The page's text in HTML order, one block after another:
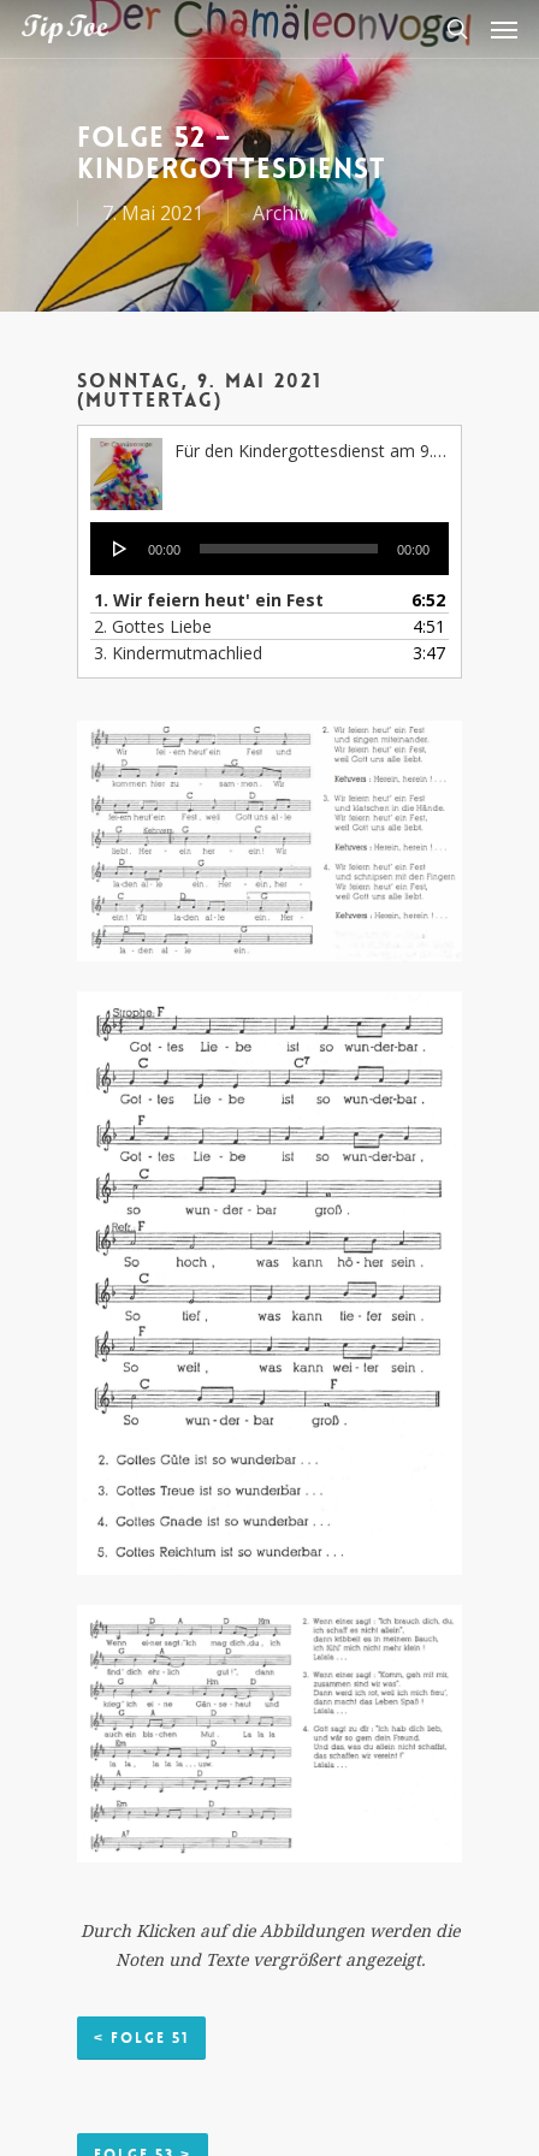
Folge 52 –
Kindergottesdienst
7. Mai 2021 Archiv
Sonntag, 9. Mai 2021
(Muttertag)
Für den Kindergottesdienst am 9. Mai 2021
Player
00:00 00:00
1. Wir feiern heut' ein Fest
6:52
2. Gottes Liebe
4:51
3. Kindermutmachlied
3:47
Durch Klicken auf die Abbildungen werden die
Noten und Texte vergrößert angezeigt.
< Folge 51